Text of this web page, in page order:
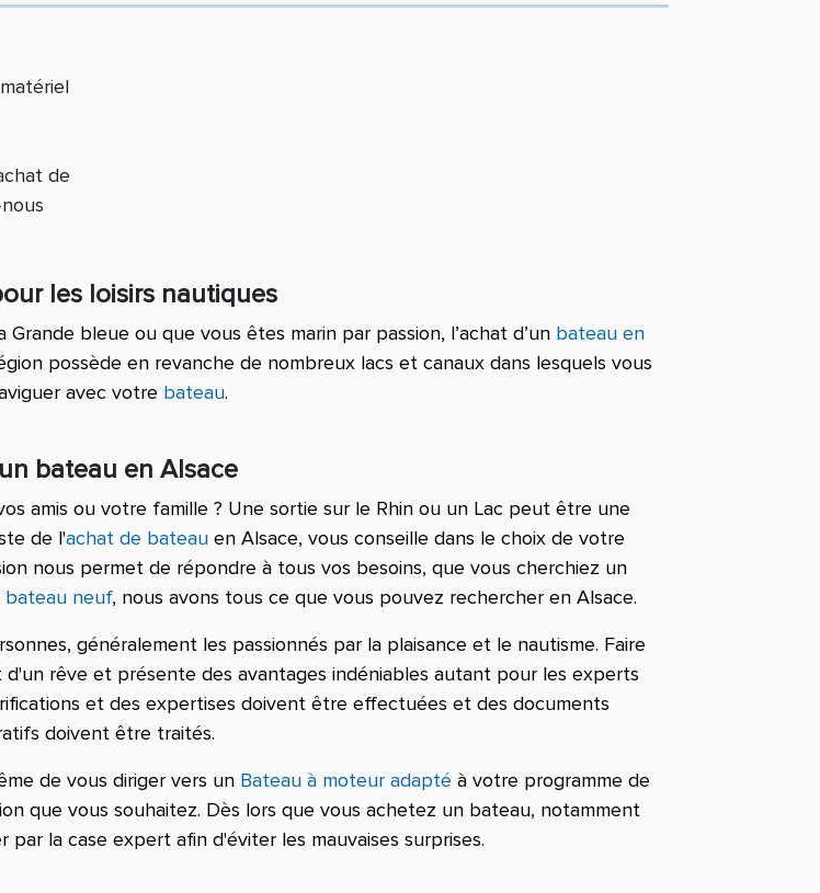
de
les loisirs nautiques
bleue ou que vous êtes marin par passion, l’achat d’un bateau en
possède en revanche de nombreux lacs et canaux dans lesquels vous
avec votre bateau.
bateau en Alsace
amis ou votre famille ? Une sortie sur le Rhin ou un Lac peut être une
de l'achat de bateau en Alsace, vous conseille dans le choix de votre
nous permet de répondre à tous vos besoins, que vous cherchiez un
bateau neuf, nous avons tous ce que vous pouvez rechercher en Alsace.
généralement les passionnés par la plaisance et le nautisme. Faire
rêve et présente des avantages indéniables autant pour les experts
et des expertises doivent être effectuées et des documents
doivent être traités.
de vous diriger vers un Bateau à moteur adapté à votre programme de
que vous souhaitez. Dès lors que vous achetez un bateau, notamment
par la case expert afin d'éviter les mauvaises surprises.